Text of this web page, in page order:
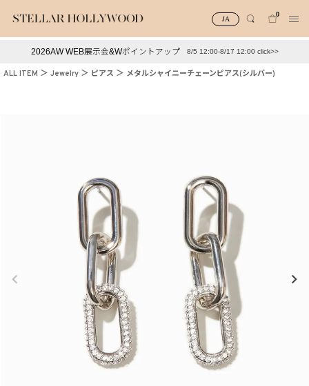
JA
0
2026AW WEB展示会&Wポイントアップ 8/5 12:00-8/17 12:00 click>>
ALL ITEM Jewelry ピアス メタルシャイニーチェーンピアス(シルバー)